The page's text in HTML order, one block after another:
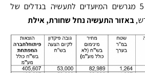
לרכישת זכויות לחכירת 5 מגרשים המיועדים לתעשיה בגדלים של
באזור התעשיה נחל שחורת, אילת